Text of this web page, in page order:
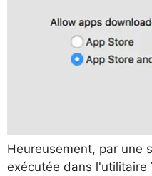
Heureusement, par une
exécutée dans l'utilitaire